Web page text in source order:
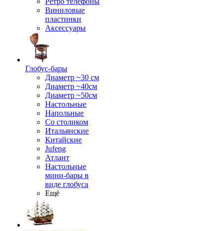
Виниловые
пластинки
Аксессуары
Глобус-бары
Диаметр ~30 см
Диаметр ~40см
Диаметр ~50см
Настольные
Напольные
Со столиком
Итальянские
Китайские
Jufeng
Атлант
Настольные
мини-бары в
виде глобуса
Ещё